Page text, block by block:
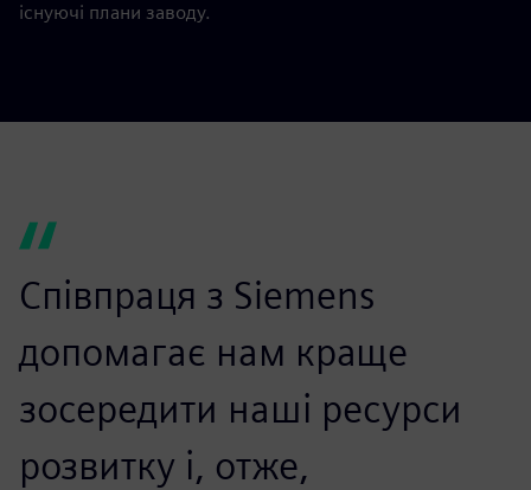
існуючі плани заводу.
Співпраця з Siemens
допомагає нам краще
зосередити наші ресурси
розвитку і, отже,